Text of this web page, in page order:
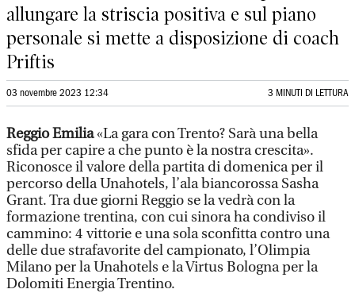
allungare la striscia positiva e sul piano
personale si mette a disposizione di coach
Priftis
03 novembre 2023 12:34 3 MINUTI DI LETTURA
Reggio Emilia«La gara con Trento? Sarà una bella
sfida per capire a che punto è la nostra crescita».
Riconosce il valore della partita di domenica per il
percorso della Unahotels, l’ala biancorossa Sasha
Grant. Tra due giorni Reggio se la vedrà con la
formazione trentina, con cui sinora ha condiviso il
cammino: 4 vittorie e una sola sconfitta contro una
delle due strafavorite del campionato, l’Olimpia
Milano per la Unahotels e la Virtus Bologna per la
Dolomiti Energia Trentino.